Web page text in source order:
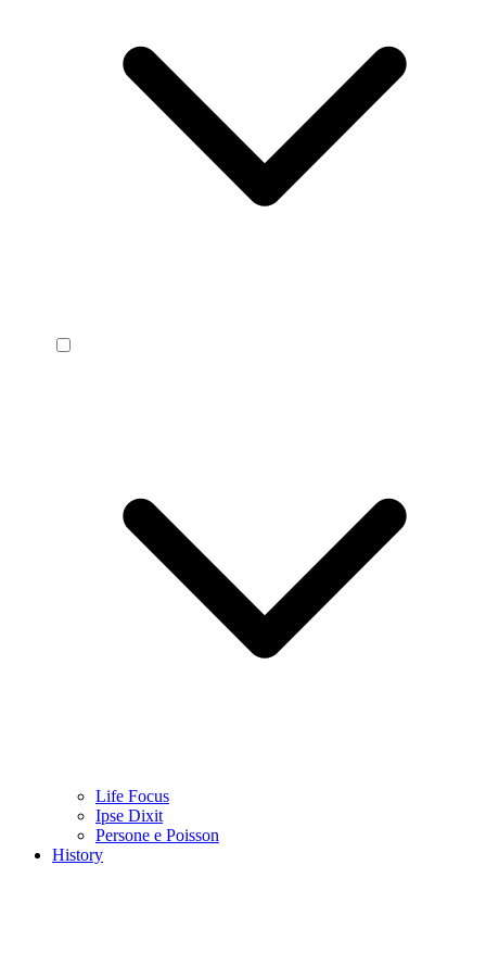
Life Focus
Ipse Dixit
Persone e Poisson
History